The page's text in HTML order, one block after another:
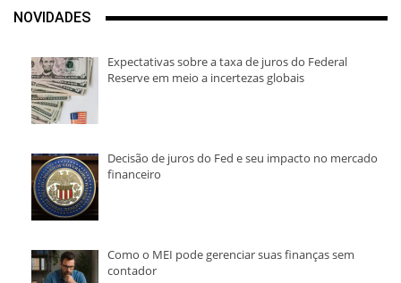
NOVIDADES
Expectativas sobre a taxa de juros do Federal
Reserve em meio a incertezas globais
Decisão de juros do Fed e seu impacto no mercado
financeiro
Como o MEI pode gerenciar suas finanças sem
contador